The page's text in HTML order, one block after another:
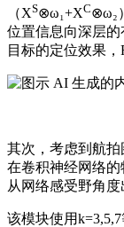
（XS⊗ω₁+XC⊗ω₂
位置信息向深层
目标的定位效果，
其次，考虑到航
在卷积神经网络
从网络感受野角
该模块使用